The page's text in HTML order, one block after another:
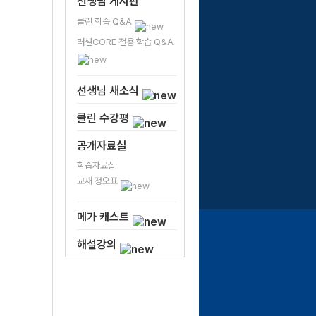
클린 학습 Q&A
러셀CORE 전용 학습 Q&A
선생님 새소식
클린 수강평
공개자료실
학습자료실
교재 정오표
메가 캐스트
해설강의